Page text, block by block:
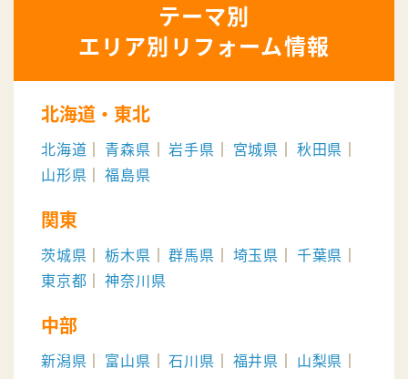
エリア別リフォーム情報
北海道・東北
北海道 青森県 岩手県 宮城県
秋田県
山形県
福島県
関東
茨城県 栃木県 群馬県 埼玉県
千葉県
東京都
神奈川県
中部
新潟県 富山県 石川県 福井県
山梨県